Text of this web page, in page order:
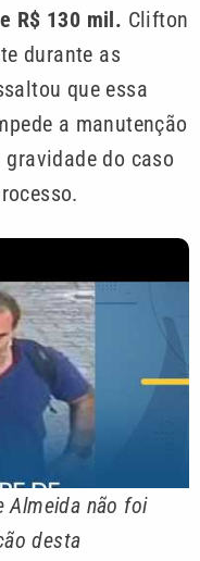
R$ 130 mil. Clifton
durante as
que essa
a manutenção
do caso
Almeida não foi
desta